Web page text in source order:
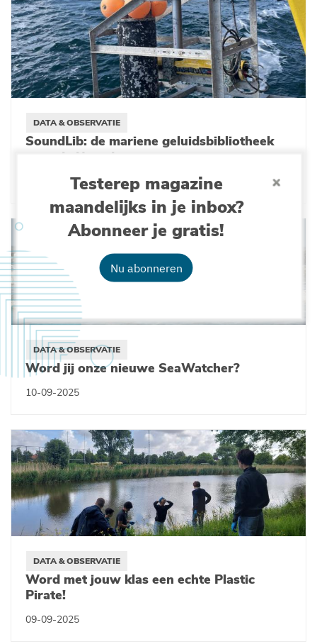
Testerep magazine
maandelijks in je inbox?
Abonneer je gratis!
Nu abonneren
DATA & OBSERVATIE
SoundLib: de mariene geluidsbibliotheek
voor de Noordzee
16-09-2025
DATA & OBSERVATIE
Word jij onze nieuwe SeaWatcher?
10-09-2025
DATA & OBSERVATIE
Word met jouw klas een echte Plastic
Pirate!
09-09-2025